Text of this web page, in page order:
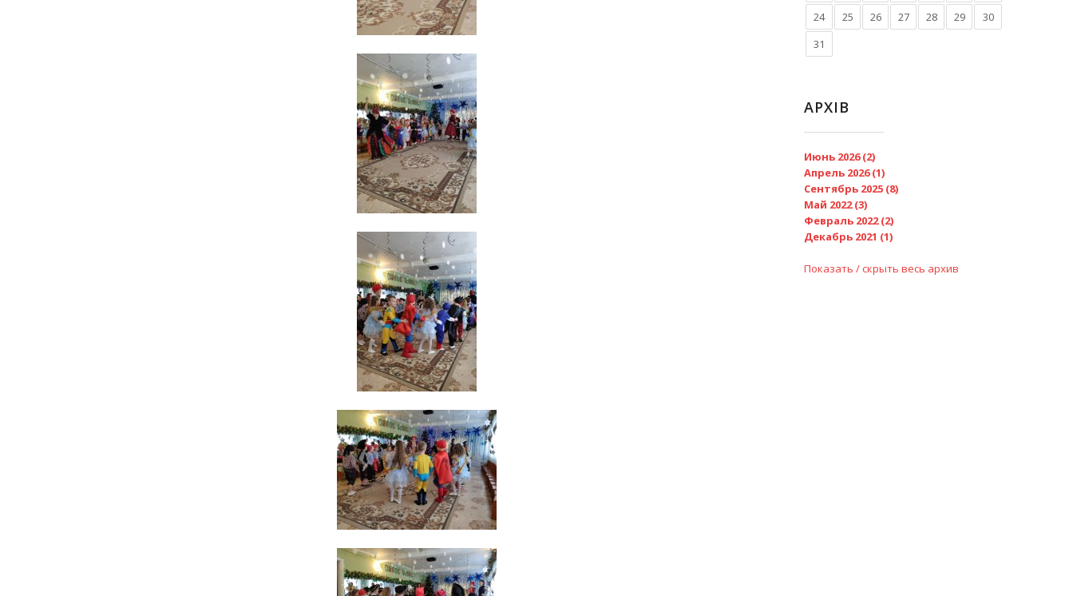
24
25 26 27 28 29
30
31
АРХІВ
Июнь 2026 (2)
Апрель 2026 (1)
Сентябрь 2025 (8)
Май 2022 (3)
Февраль 2022 (2)
Декабрь 2021 (1)
Показать / скрыть весь архив